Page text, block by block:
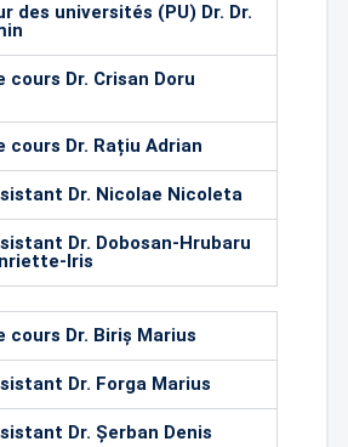
des universités (PU) Dr. Dr.
cours Dr. Crisan Doru
cours Dr. Rațiu Adrian
Dr. Nicolae Nicoleta
Dr. Dobosan-Hrubaru
Iris
cours Dr. Biriș Marius
Dr. Forga Marius
Dr. Șerban Denis